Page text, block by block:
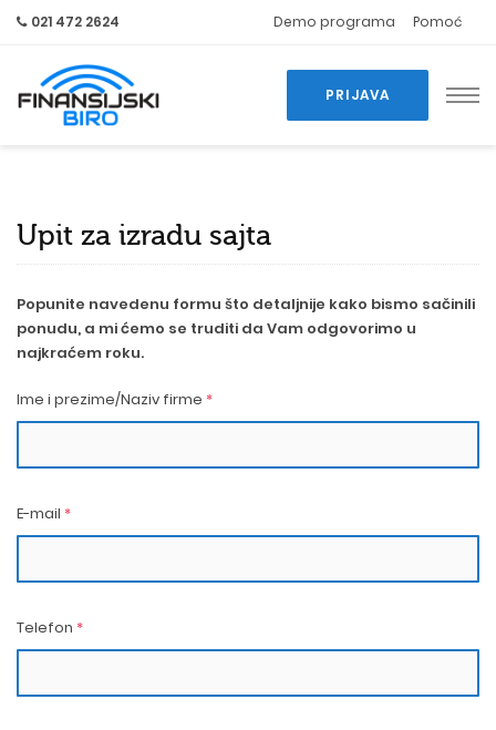
021 472 2624 Demo programa Pomoć
PRIJAVA
Upit za izradu sajta
Popunite navedenu formu što detaljnije kako bismo sačinili
ponudu, a mi ćemo se truditi da Vam odgovorimo u
najkraćem roku.
Ime i prezime/Naziv firme *
E-mail *
Telefon *